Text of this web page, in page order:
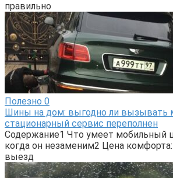
правильно
Полезно 0
Шины на дом: выгодно ли вызывать
стационарный сервис переполнен
Содержание1 Что умеет мобильный
когда он незаменим2 Цена
выезд